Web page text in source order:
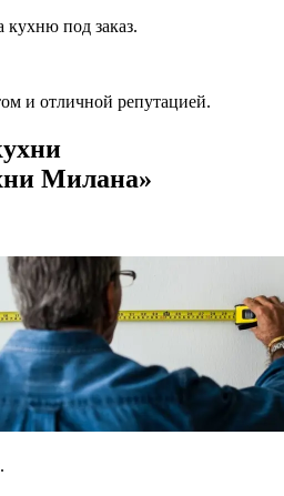
кухню под заказ.
и отличной репутацией.
Милана»